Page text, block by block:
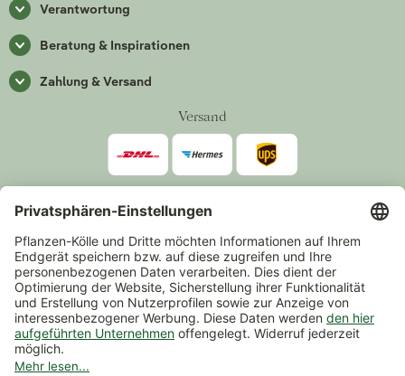
Verantwortung
Beratung & Inspirationen
Zahlung & Versand
Versand
*Alle Preise inkl. gesetzlicher Mehrwertsteuer zzgl.Versand
Mindestbestellwert 14,90 €, ausgenommen sind Gutscheine und
Events.